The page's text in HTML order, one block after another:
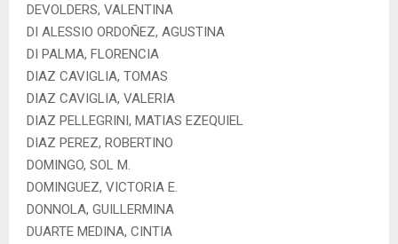
DEVOLDERS, VALENTINA
DI ALESSIO ORDOÑEZ, AGUSTINA
DI PALMA, FLORENCIA
DIAZ CAVIGLIA, TOMAS
DIAZ CAVIGLIA, VALERIA
DIAZ PELLEGRINI, MATIAS EZEQUIEL
DIAZ PEREZ, ROBERTINO
DOMINGO, SOL M.
DOMINGUEZ, VICTORIA E.
DONNOLA, GUILLERMINA
DUARTE MEDINA, CINTIA